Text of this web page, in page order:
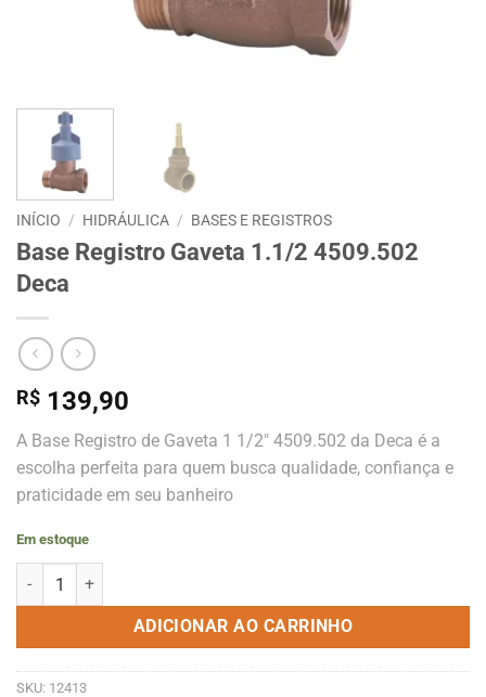
INÍCIO / HIDRÁULICA / BASES E REGISTROS
Base Registro Gaveta 1.1/2 4509.502
Deca
R$ 139,90
A Base Registro de Gaveta 1 1/2″ 4509.502 da Deca é a
escolha perfeita para quem busca qualidade, confiança e
praticidade em seu banheiro
Em estoque
Base Registro Gaveta 1.1/2 4509.502 Deca quantidade
ADICIONAR AO CARRINHO
SKU: 12413